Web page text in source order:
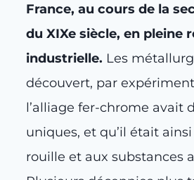
France, au cours de la
du XIXe siècle, en pleine
industrielle. Les
découvert, par
l’alliage fer-chrome avait
uniques, et qu’il était
rouille et aux substances